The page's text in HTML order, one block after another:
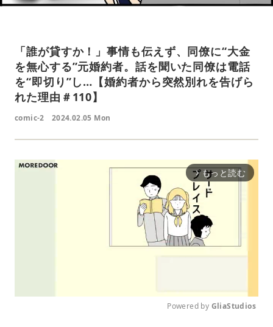
「誰が貸すか！」事情も伝えず、同僚に“大金
を無心する”元婚約者。話を聞いた同僚は電話
を“即切り”し…【婚約者から突然別れを告げら
れた理由＃110】
comic-2 2024.02.05 Mon
arrow_forward_ios もっと読む
Powered by GliaStudios